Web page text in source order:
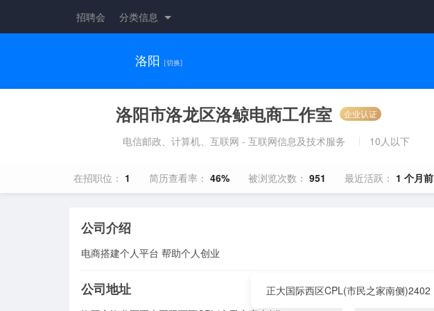
招聘会 分类信息
洛阳 [切换]
洛阳市洛龙区洛鲸电商工作室 企业认证
电信邮政、计算机、互联网 - 互联网信息及技术服务 10人以下
在招职位： 1 简历查看率： 46% 被浏览次数： 951 最近活跃： 1 个月前
公司介绍
电商搭建个人平台 帮助个人创业
公司地址 正大国际西区CPL(市民之家南侧)2402